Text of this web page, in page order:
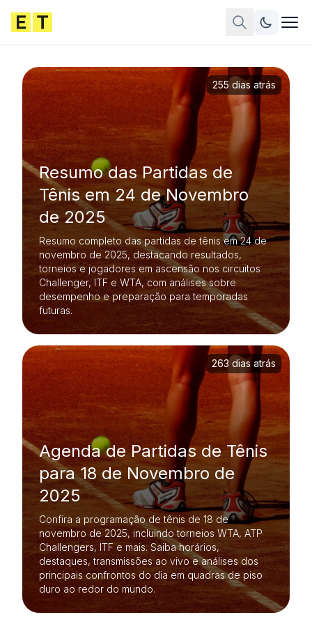
Resumo das Partidas de
Tênis em 24 de Novembro
de 2025
Resumo completo das partidas de tênis em 24 de
novembro de 2025, destacando resultados,
torneios e jogadores em ascensão nos circuitos
Challenger, ITF e WTA, com análises sobre
desempenho e preparação para temporadas
futuras.
255 dias atrás
Agenda de Partidas de Tênis
para 18 de Novembro de
2025
Confira a programação de tênis de 18 de
novembro de 2025, incluindo torneios WTA, ATP
Challengers, ITF e mais. Saiba horários,
destaques, transmissões ao vivo e análises dos
principais confrontos do dia em quadras de piso
duro ao redor do mundo.
263 dias atrás